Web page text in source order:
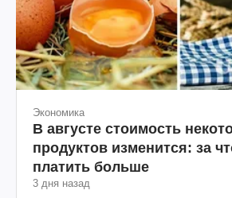
Экономика
В августе стоимость
продуктов изменится: за
платить больше
3 дня назад